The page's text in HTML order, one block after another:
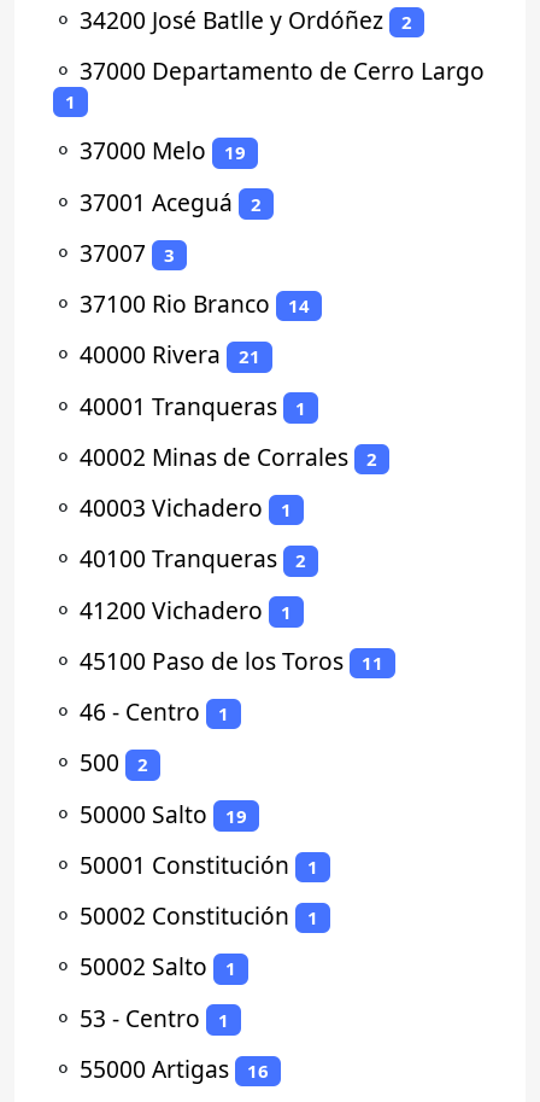
⚬ 34200 José Batlle y Ordóñez 2
⚬ 37000 Departamento de Cerro Largo
1
⚬ 37000 Melo 19
⚬ 37001 Aceguá 2
⚬ 37007 3
⚬ 37100 Rio Branco 14
⚬ 40000 Rivera 21
⚬ 40001 Tranqueras 1
⚬ 40002 Minas de Corrales 2
⚬ 40003 Vichadero 1
⚬ 40100 Tranqueras 2
⚬ 41200 Vichadero 1
⚬ 45100 Paso de los Toros 11
⚬ 46 - Centro 1
⚬ 500 2
⚬ 50000 Salto 19
⚬ 50001 Constitución 1
⚬ 50002 Constitución 1
⚬ 50002 Salto 1
⚬ 53 - Centro 1
⚬ 55000 Artigas 16